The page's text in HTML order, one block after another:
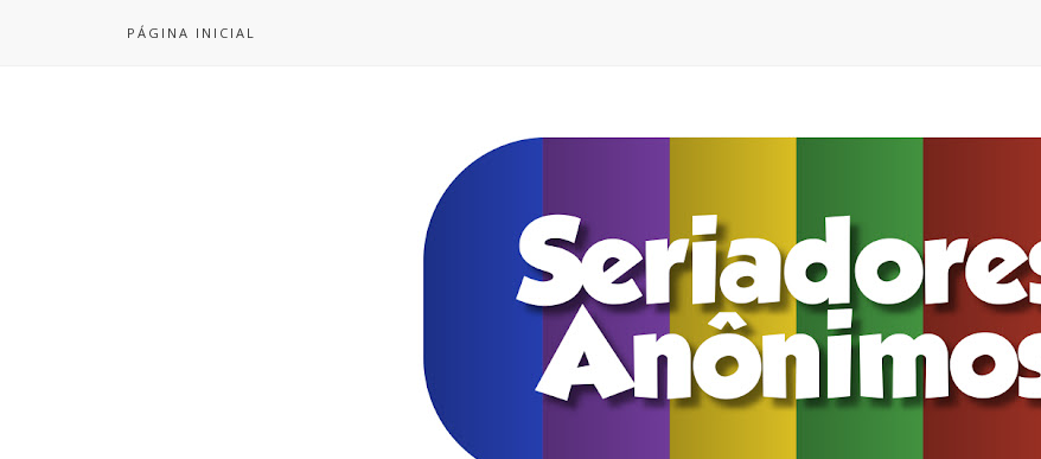
PÁGINA INICIAL